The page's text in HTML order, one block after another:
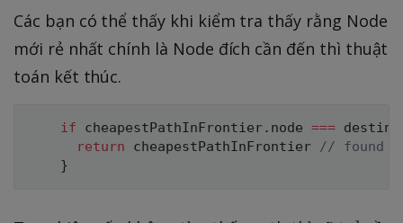
Các bạn có thể thấy khi kiểm tra thấy rằng Node
mới rẻ nhất chính là Node đích cần đến thì thuật
toán kết thúc.
if cheapestPathInFrontier. node ===
return cheapestPathInFrontier // found
}